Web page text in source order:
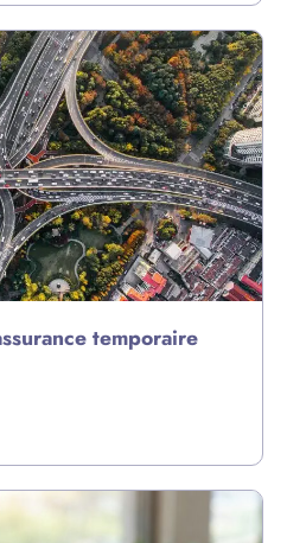
temporaire